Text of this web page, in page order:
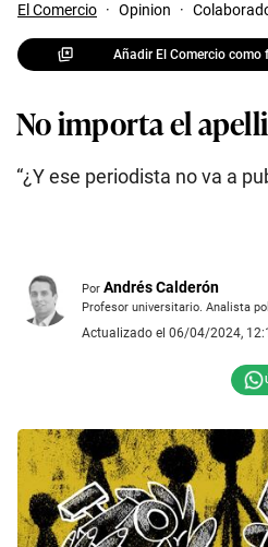
El Comercio · Opinion ·
Añadir El Comercio como
No importa el
“¿Y ese periodista no va a
Por Andrés Calderón
Profesor universitario. Analista
Actualizado el 06/04/2024,